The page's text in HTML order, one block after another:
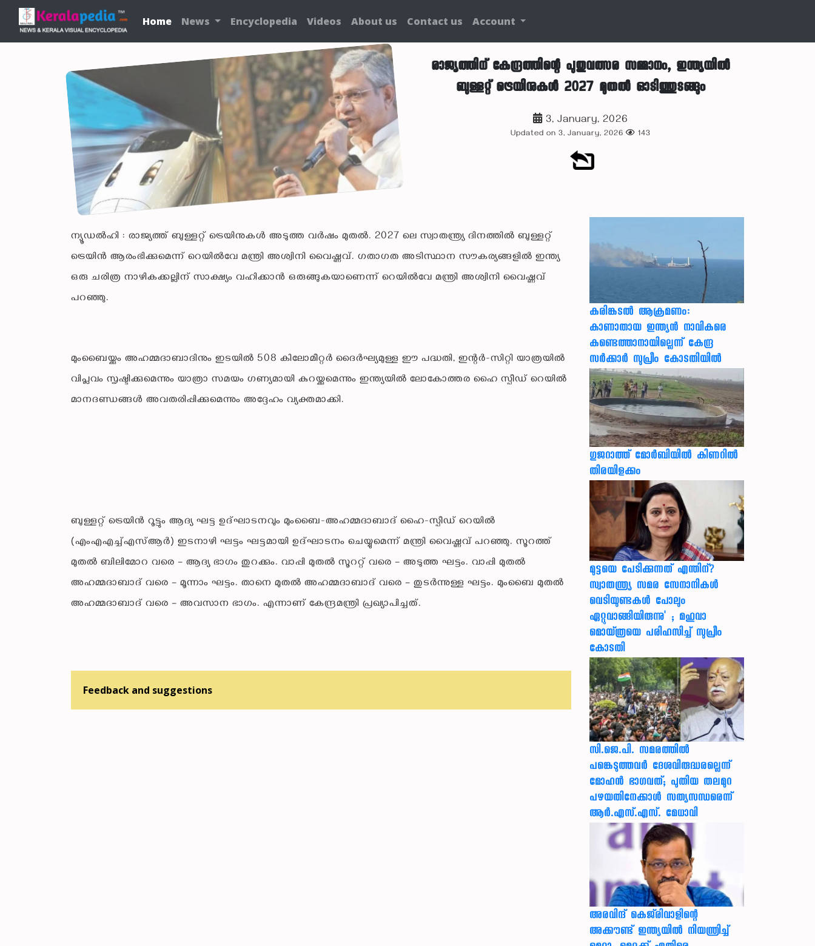
Home News Encyclopedia Videos About us Contact us Account
രാജ്യത്തിന് കേന്ദ്രത്തിന്റെ പുതുവത്സര സമ്മാനം, ഇന്ത്യയിൽ
ബുള്ളറ്റ് ട്രെയിനുകൾ 2027 മുതൽ ഓടിത്തുടങ്ങും
3, January, 2026
Updated on 3, January, 2026 143
ന്യൂഡൽഹി : രാജ്യത്ത് ബുള്ളറ്റ് ട്രെയിനുകൾ അടുത്ത വർഷം മുതൽ. 2027 ലെ സ്വാതന്ത്ര്യ ദിനത്തിൽ ബുള്ളറ്റ്
ട്രെയിൻ ആരംഭിക്കുമെന്ന് റെയിൽവേ മന്ത്രി അശ്വിനി വൈഷ്ണവ്. ഗതാഗത അടിസ്ഥാന സൗകര്യങ്ങളിൽ ഇന്ത്യ
ഒരു ചരിത്ര നാഴികക്കല്ലിന് സാക്ഷ്യം വഹിക്കാൻ ഒരുങ്ങുകയാണെന്ന് റെയിൽവേ മന്ത്രി അശ്വിനി വൈഷ്ണവ്
പറഞ്ഞു.
മുംബൈയ്ക്കും അഹമ്മദാബാദിനും ഇടയിൽ 508 കിലോമീറ്റർ ദൈർഘ്യമുള്ള ഈ പദ്ധതി, ഇന്റർ-സിറ്റി യാത്രയിൽ
വിപ്ലവം സൃഷ്ടിക്കുമെന്നും യാത്രാ സമയം ഗണ്യമായി കുറയ്ക്കുമെന്നും ഇന്ത്യയിൽ ലോകോത്തര ഹൈ സ്പീഡ് റെയിൽ
മാനദണ്ഡങ്ങൾ അവതരിപ്പിക്കുമെന്നും അദ്ദേഹം വ്യക്തമാക്കി.
ബുള്ളറ്റ് ട്രെയിൻ റൂട്ടും ആദ്യ ഘട്ട ഉദ്ഘാടനവും മുംബൈ-അഹമ്മദാബാദ് ഹൈ-സ്പീഡ് റെയിൽ
(എംഎഎച്ച്എസ്ആർ) ഇടനാഴി ഘട്ടം ഘട്ടമായി ഉദ്ഘാടനം ചെയ്യുമെന്ന് മന്ത്രി വൈഷ്ണവ് പറഞ്ഞു. സൂറത്ത്
മുതൽ ബിലിമോറ വരെ – ആദ്യ ഭാഗം തുറക്കും. വാപ്പി മുതൽ സൂററ്റ് വരെ – അടുത്ത ഘട്ടം. വാപ്പി മുതൽ
അഹമ്മദാബാദ് വരെ – മൂന്നാം ഘട്ടം. താനെ മുതൽ അഹമ്മദാബാദ് വരെ – തുടർന്നുള്ള ഘട്ടം. മുംബൈ മുതൽ
അഹമ്മദാബാദ് വരെ – അവസാന ഭാഗം. എന്നാണ് കേന്ദ്രമന്ത്രി പ്രഖ്യാപിച്ചത്.
Feedback and suggestions
കരിങ്കടൽ ആക്രമണം:
കാണാതായ ഇന്ത്യൻ നാവികരെ
കണ്ടെത്താനായില്ലെന്ന് കേന്ദ്ര
സർക്കാർ സുപ്രീം കോടതിയിൽ
ഗുജറാത്ത് മോർബിയിൽ കിണറിൽ
തിരയിളക്കം
മുട്ടയെ പേടിക്കുന്നത് എന്തിന്?
സ്വാതന്ത്ര്യ സമര സേനാനികൾ
വെടിയുണ്ടകൾ പോലും
ഏറ്റുവാങ്ങിയിരുന്നു' ; മഹുവാ
മൊയ്ത്രയെ പരിഹസിച്ച് സുപ്രീം
കോടതി
സി.ജെ.പി. സമരത്തിൽ
പങ്കെടുത്തവർ ദേശവിരുദ്ധരല്ലെന്ന്
മോഹൻ ഭാഗവത്; പുതിയ തലമുറ
പഴയതിനേക്കാൾ സത്യസന്ധരെന്ന്
ആർ.എസ്.എസ്. മേധാവി
അരവിന്ദ് കെജ്‌രിവാളിന്റെ
അക്കൗണ്ട് ഇന്ത്യയിൽ നിയന്ത്രിച്ച്